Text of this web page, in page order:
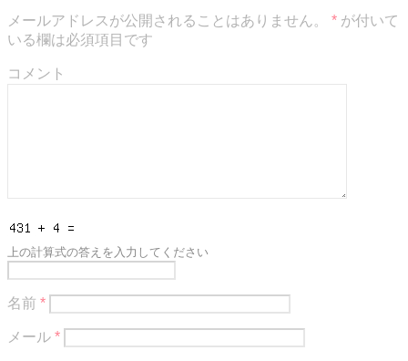
メールアドレスが公開されることはありません。 * が付いて
いる欄は必須項目です
コメント
上の計算式の答えを入力してください
名前 *
メール *